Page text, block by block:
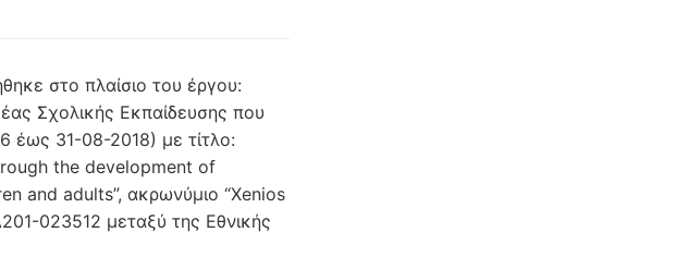
στο πλαίσιο του έργου:
Σχολικής Εκπαίδευσης που
έως 31-08-2018) με τίτλο:
the development of
and adults”, ακρωνύμιο “Xenios
023512 μεταξύ της Εθνικής